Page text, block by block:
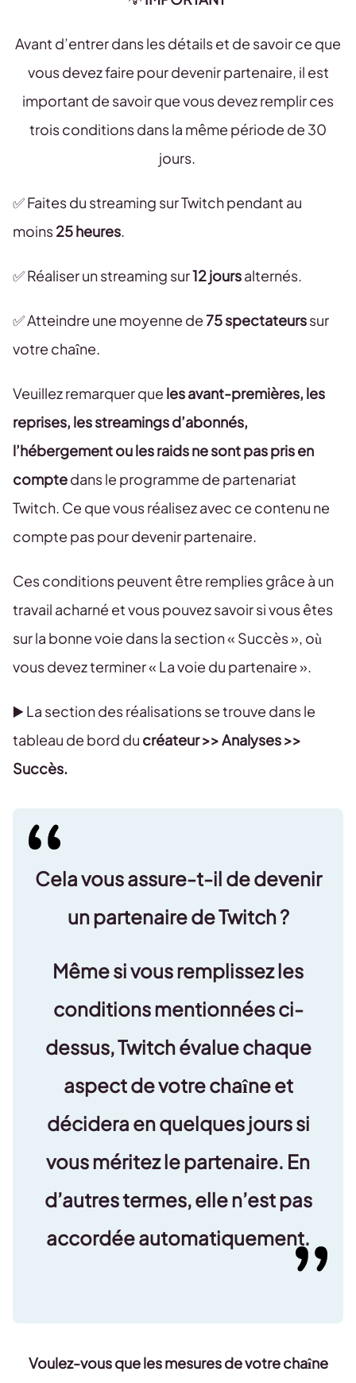
Avant d’entrer dans les détails et de savoir ce que
vous devez faire pour devenir partenaire, il est
important de savoir que vous devez remplir ces
trois conditions dans la même période de 30
jours.
✅ Faites du streaming sur Twitch pendant au
moins25 heures.
✅ Réaliser un streaming sur12 joursalternés.
✅ Atteindre une moyenne de75 spectateurssur
votre chaîne.
Veuillez remarquer que les avant-premières, les
reprises, les streamings d’abonnés,
l’hébergement ou les raids ne sont pas pris en
comptedans le programme de partenariat
Twitch. Ce que vous réalisez avec ce contenu ne
compte pas pour devenir partenaire.
Ces conditions peuvent être remplies grâce à un
travail acharné et vous pouvez savoir si vous êtes
sur la bonne voie dans la section « Succès », où
vous devez terminer « La voie du partenaire ».
▶️ La section des réalisations se trouve dans le
tableau de bord du créateur >> Analyses >>
Succès.
Cela vous assure-t-il de devenir
un partenaire de Twitch ?
Même si vous remplissez les
conditions mentionnées ci-
dessus, Twitch évalue chaque
aspect de votre chaîne et
décidera en quelques jours si
vous méritez le partenaire. En
d’autres termes, elle n’est pas
accordée automatiquement.
Voulez-vous que les mesures de votre chaîne